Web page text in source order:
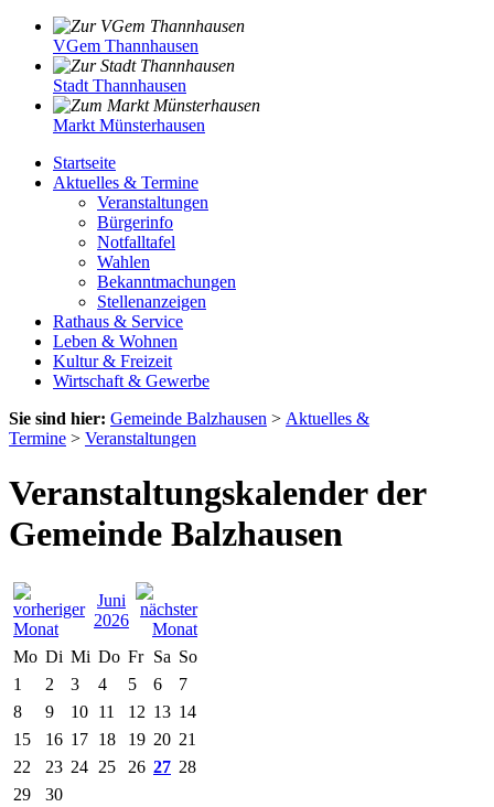
VGem Thannhausen
Stadt Thannhausen
Markt Münsterhausen
Startseite
Aktuelles & Termine
Veranstaltungen
Bürgerinfo
Notfalltafel
Wahlen
Bekanntmachungen
Stellenanzeigen
Rathaus & Service
Leben & Wohnen
Kultur & Freizeit
Wirtschaft & Gewerbe
Sie sind hier: Gemeinde Balzhausen > Aktuelles &
Termine > Veranstaltungen
Veranstaltungskalender der
Gemeinde Balzhausen
Juni
2026
Mo Di Mi Do Fr Sa So
1
2 3 4 5 6
7
8
9 10 11 12 13 14
15
16 17 18 19 20 21
22
23 24 25 26 27 28
29
30